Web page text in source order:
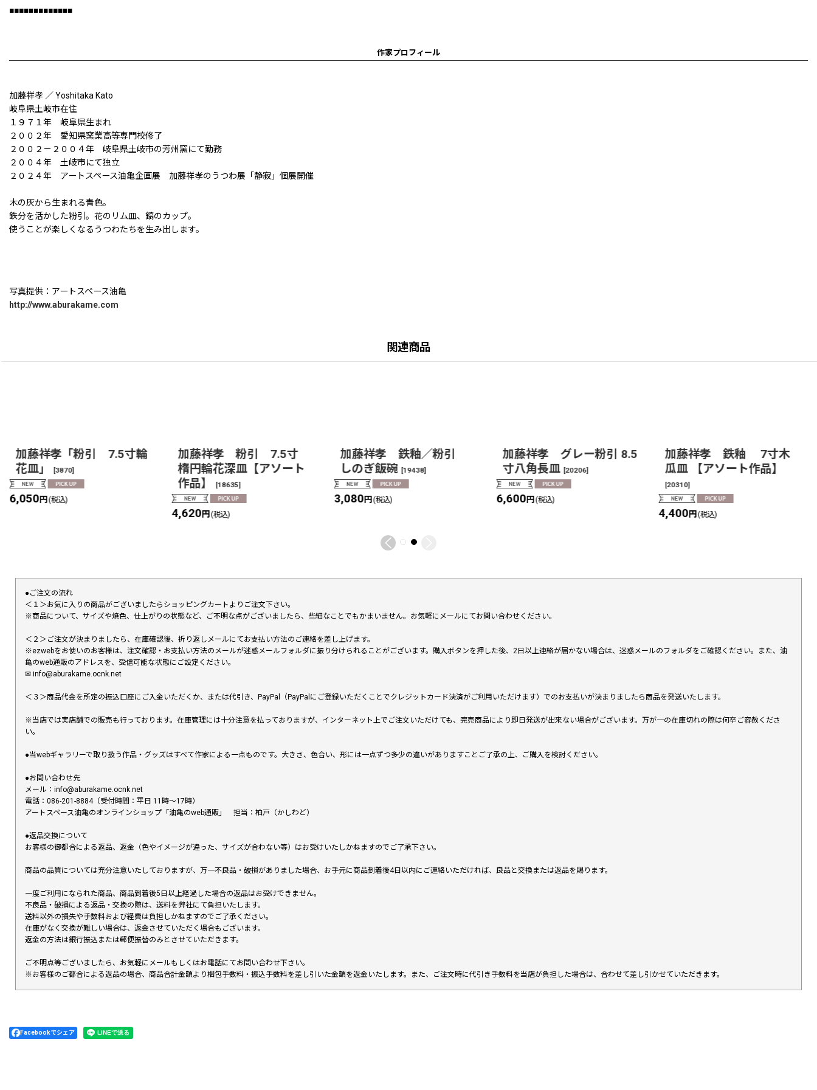
■■■■■■■■■■■■■
作家プロフィール
加藤祥孝 ／ Yoshitaka Kato
岐阜県土岐市在住
１９７１年 岐阜県生まれ
２００２年 愛知県窯業高等専門校修了
２００２－２００４年 岐阜県土岐市の芳州窯にて勤務
２００４年 土岐市にて独立
２０２４年 アートスペース油亀企画展 加藤祥孝のうつわ展「静寂」個展開催
木の灰から生まれる青色。
鉄分を活かした粉引。花のリム皿、鎬のカップ。
使うことが楽しくなるうつわたちを生み出します。
写真提供：アートスペース油亀
http://www.aburakame.com
関連商品
加藤祥孝「粉引 7.5寸輪
花皿」
[3870]
6,050円 (税込)
加藤祥孝 粉引 7.5寸
楕円輪花深皿【アソート
作品】
[18635]
4,620円 (税込)
加藤祥孝 鉄釉／粉引
しのぎ飯碗 [19438]
3,080円 (税込)
加藤祥孝 グレー粉引 8.5
寸八角長皿 [20206]
6,600円 (税込)
加藤祥孝 鉄釉 7寸木
瓜皿 【アソート作品】
[20310]
4,400円 (税込)
●ご注文の流れ
＜１＞お気に入りの商品がございましたらショッピングカートよりご注文下さい。
※商品について、サイズや焼色、仕上がりの状態など、ご不明な点がございましたら、些細なことでもかまいません。お気軽にメールにてお問い合わせください。
＜２＞ご注文が決まりましたら、在庫確認後、折り返しメールにてお支払い方法のご連絡を差し上げます。
※ezwebをお使いのお客様は、注文確認・お支払い方法のメールが迷惑メールフォルダに振り分けられることがございます。購入ボタンを押した後、2日以上連絡が届かない場合は、迷惑メールのフォルダをご確認ください。また、油
亀のweb通販のアドレスを、受信可能な状態にご設定ください。
✉︎ info@aburakame.ocnk.net
＜３＞商品代金を所定の振込口座にご入金いただくか、または代引き、PayPal（PayPalにご登録いただくことでクレジットカード決済がご利用いただけます）でのお支払いが決まりましたら商品を発送いたします。
※当店では実店舗での販売も行っております。在庫管理には十分注意を払っておりますが、インターネット上でご注文いただけても、完売商品により即日発送が出来ない場合がございます。万が一の在庫切れの際は何卒ご容赦くださ
い。
●当webギャラリーで取り扱う作品・グッズはすべて作家による一点ものです。大きさ、色合い、形には一点ずつ多少の違いがありますことご了承の上、ご購入を検討ください。
●お問い合わせ先
メール：info@aburakame.ocnk.net
電話：086-201-8884（受付時間：平日 11時〜17時）
アートスペース油亀のオンラインショップ「油亀のweb通販」 担当：柏戸（かしわど）
●返品交換について
お客様の御都合による返品、返金（色やイメージが違った、サイズが合わない等）はお受けいたしかねますのでご了承下さい。
商品の品質については充分注意いたしておりますが、万一不良品・破損がありました場合、お手元に商品到着後4日以内にご連絡いただければ、良品と交換または返品を賜ります。
一度ご利用になられた商品、商品到着後5日以上経過した場合の返品はお受けできません。
不良品・破損による返品・交換の際は、送料を弊社にて負担いたします。
送料以外の損失や手数料および経費は負担しかねますのでご了承ください。
在庫がなく交換が難しい場合は、返金させていただく場合もございます。
返金の方法は銀行振込または郵便振替のみとさせていただきます。
ご不明点等ございましたら、お気軽にメールもしくはお電話にてお問い合わせ下さい。
※お客様のご都合による返品の場合、商品合計金額より梱包手数料・振込手数料を差し引いた金額を返金いたします。また、ご注文時に代引き手数料を当店が負担した場合は、合わせて差し引かせていただきます。
Facebookでシェア